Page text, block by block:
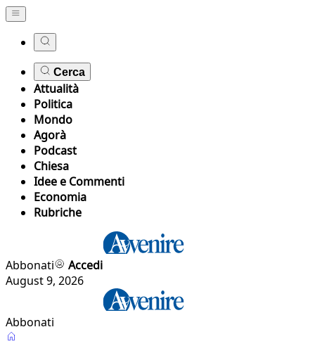
Cerca
Attualità
Politica
Mondo
Agorà
Podcast
Chiesa
Idee e Commenti
Economia
Rubriche
Abbonati
Accedi
August 9, 2026
Abbonati